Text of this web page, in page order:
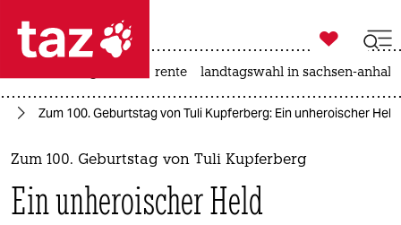
 taz zahl ich
taz zahl ich
themen
politik

taz zahl ich
rente landtagswahl in sachsen-anhalt
Zum 100. Geburtstag von Tuli Kupferberg: Ein unheroischer Held
Zum 100. Geburtstag von Tuli Kupferberg
Ein unheroischer Held